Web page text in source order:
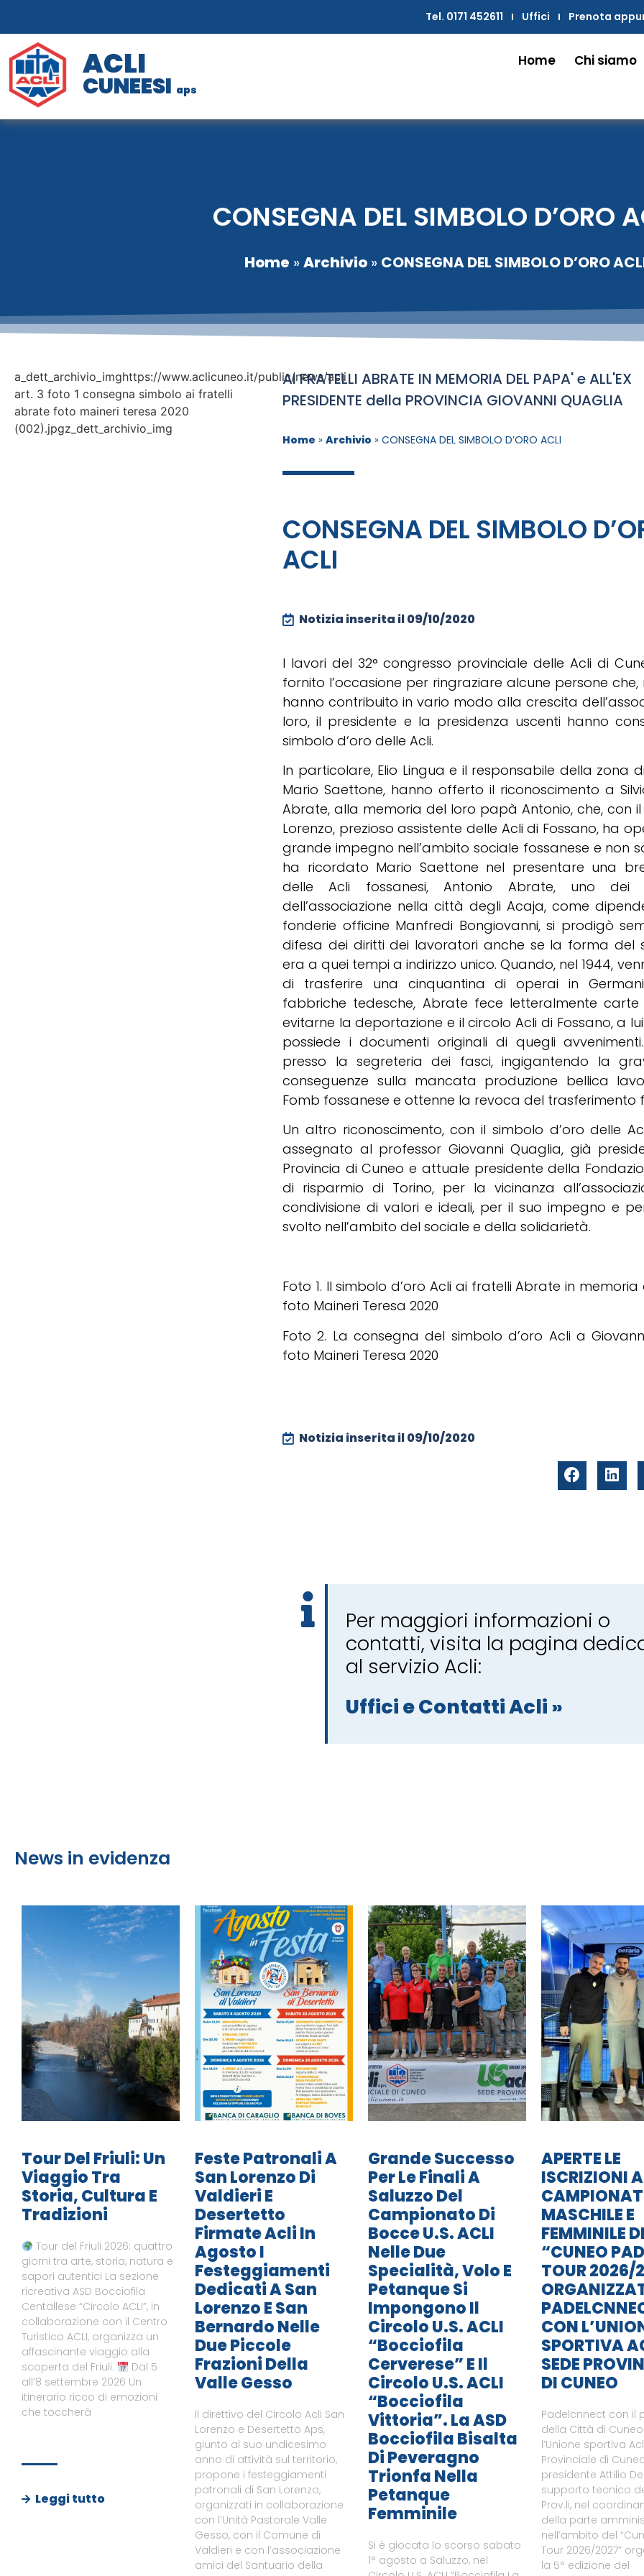
Tel. 0171 452611 Uffici Prenota
ACLI
CUNEESI aps
Home Chi siamo
CONSEGNA DEL SIMBOLO D’ORO
Home »Archivio» CONSEGNA DEL SIMBOLO D’ORO
a_dett_archivio_imghttps://www.aclicuneo.it/public/news/acli
art. 3 foto 1 consegna simbolo ai fratelli
abrate foto maineri teresa 2020
(002).jpgz_dett_archivio_img
AI FRATELLI ABRATE IN MEMORIA DEL PAPA' e ALL'EX
PRESIDENTE della PROVINCIA GIOVANNI QUAGLIA
Home »Archivio »CONSEGNA DEL SIMBOLO D’ORO ACLI
CONSEGNA DEL SIMBOLO
ACLI
Notizia inserita il09/10/2020
I lavori del 32° congresso provinciale delle Acli di
fornito l’occasione per ringraziare alcune persone che,
hanno contribuito in vario modo alla crescita
loro, il presidente e la presidenza uscenti hanno
simbolo d‘oro delle Acli.
In particolare, Elio Lingua e il responsabile della zona
Mario Saettone, hanno offerto il riconoscimento a
Abrate, alla memoria del loro papà Antonio, che, con
Lorenzo, prezioso assistente delle Acli di Fossano, ha
grande impegno nell’ambito sociale fossanese e non
ha ricordato Mario Saettone nel presentare una
delle Acli fossanesi, Antonio Abrate, uno dei
dell’associazione nella città degli Acaja, come
fonderie officine Manfredi Bongiovanni, si prodigò
difesa dei diritti dei lavoratori anche se la forma del
era a quei tempi a indirizzo unico. Quando, nel 1944,
di trasferire una cinquantina di operai in
fabbriche tedesche, Abrate fece letteralmente
evitarne la deportazione e il circolo Acli di Fossano, a
possiede i documenti originali di quegli
presso la segreteria dei fasci, ingigantendo la
conseguenze sulla mancata produzione bellica
Fomb fossanese e ottenne la revoca del trasferimento
Un altro riconoscimento, con il simbolo d’oro delle
assegnato al professor Giovanni Quaglia, già
Provincia di Cuneo e attuale presidente della
di risparmio di Torino, per la vicinanza
condivisione di valori e ideali, per il suo impegno e
svolto nell’ambito del sociale e della solidarietà.
Foto 1. Il simbolo d’oro Acli ai fratelli Abrate in
foto Maineri Teresa 2020
Foto 2. La consegna del simbolo d’oro Acli a
foto Maineri Teresa 2020
Notizia inserita il09/10/2020
Per maggiori informazioni o
contatti, visita la pagina
al servizio Acli:
Uffici e Contatti Acli »
News in evidenza
Tour Del Friuli: Un
Viaggio Tra
Storia, Cultura E
Tradizioni
Tour del Friuli 2026: quattro
giorni tra arte, storia, natura e
sapori autentici La sezione
ricreativa ASD Bocciofila
Centallese “Circolo ACLI”, in
collaborazione con il Centro
Turistico ACLI, organizza un
affascinante viaggio alla
scoperta del Friuli.
Dal 5
all’8 settembre 2026 Un
itinerario ricco di emozioni
che toccherà
Leggi tutto
Feste Patronali A
San Lorenzo Di
Valdieri E
Desertetto
Firmate Acli In
Agosto I
Festeggiamenti
Dedicati A San
Lorenzo E San
Bernardo Nelle
Due Piccole
Frazioni Della
Valle Gesso
Il direttivo del Circolo Acli San
Lorenzo e Desertetto Aps,
giunto al suo undicesimo
anno di attività sul territorio,
propone i festeggiamenti
patronali di San Lorenzo,
organizzati in collaborazione
con l’Unità Pastorale Valle
Gesso, con il Comune di
Valdieri e con l’associazione
amici del Santuario della
Grande Successo
Per Le Finali A
Saluzzo Del
Campionato Di
Bocce U.S. ACLI
Nelle Due
Specialità, Volo E
Petanque Si
Impongono Il
Circolo U.S. ACLI
“Bocciofila
Cerverese” E Il
Circolo U.S. ACLI
“Bocciofila
Vittoria”. La ASD
Bocciofila Bisalta
Di Peveragno
Trionfa Nella
Petanque
Femminile
Si è giocata lo scorso sabato
1° agosto a Saluzzo, nel
APERTE LE
ISCRIZIONI
MASCHILE E
FEMMINILE
“CUNEO
TOUR 2026/
CON
SPORTIVA
SEDE
DI CUNEO
Padelcnnect con il
della Città di
l’Unione sportiva
Provinciale di
presidente Attilio
supporto tecnico
Prov.li, nel
della parte
nell’ambito del
Tour 2026/2027”
la 5° edizione del